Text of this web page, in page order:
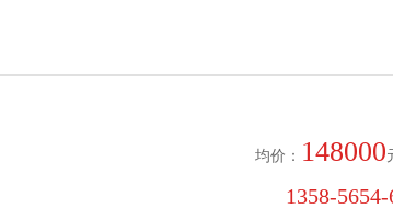
均价： 148000
1358-5654-